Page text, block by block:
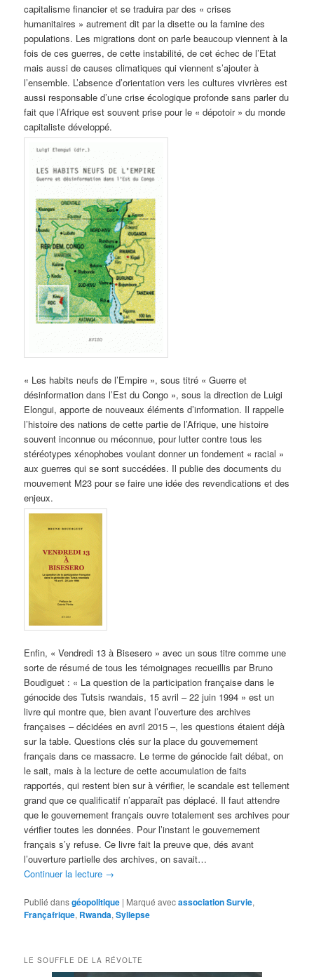
capitalisme financier et se traduira par des « crises
humanitaires » autrement dit par la disette ou la famine des
populations. Les migrations dont on parle beaucoup viennent à la
fois de ces guerres, de cette instabilité, de cet échec de l’Etat
mais aussi de causes climatiques qui viennent s’ajouter à
l’ensemble. L’absence d’orientation vers les cultures vivrières est
aussi responsable d’une crise écologique profonde sans parler du
fait que l’Afrique est souvent prise pour le « dépotoir » du monde
capitaliste développé.
« Les habits neufs de l’Empire », sous titré « Guerre et
désinformation dans l’Est du Congo », sous la direction de Luigi
Elongui, apporte de nouveaux éléments d’information. Il rappelle
l’histoire des nations de cette partie de l’Afrique, une histoire
souvent inconnue ou méconnue, pour lutter contre tous les
stéréotypes xénophobes voulant donner un fondement « racial »
aux guerres qui se sont succédées. Il publie des documents du
mouvement M23 pour se faire une idée des revendications et des
enjeux.
Enfin, « Vendredi 13 à Bisesero » avec un sous titre comme une
sorte de résumé de tous les témoignages recueillis par Bruno
Boudiguet : « La question de la participation française dans le
génocide des Tutsis rwandais, 15 avril – 22 juin 1994 » est un
livre qui montre que, bien avant l’ouverture des archives
françaises – décidées en avril 2015 –, les questions étaient déjà
sur la table. Questions clés sur la place du gouvernement
français dans ce massacre. Le terme de génocide fait débat, on
le sait, mais à la lecture de cette accumulation de faits
rapportés, qui restent bien sur à vérifier, le scandale est tellement
grand que ce qualificatif n’apparaît pas déplacé. Il faut attendre
que le gouvernement français ouvre totalement ses archives pour
vérifier toutes les données. Pour l’instant le gouvernement
français s’y refuse. Ce livre fait la preuve que, dés avant
l’ouverture partielle des archives, on savait…
Continuer la lecture →
Publié dansgéopolitique | Marqué avecassociation Survie,
Françafrique, Rwanda,Syllepse
LE SOUFFLE DE LA RÉVOLTE